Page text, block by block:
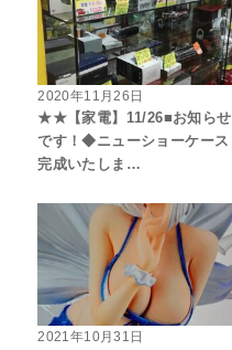
2020年11月26日
★★【家電】11/26■お知らせ
です！◆ニューショーケース
完成いたしま…
2021年10月31日